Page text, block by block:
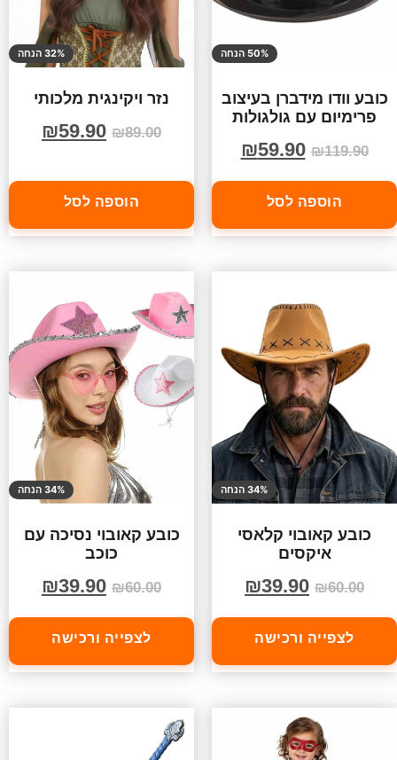
50% הנחה
כובע וודו מידברן בעיצוב
פרימיום עם גולגולות
₪119.90
₪59.90
הוספה לסל
32% הנחה
נזר ויקינגית מלכותי
₪89.00
₪59.90
הוספה לסל
34% הנחה
כובע קאובוי קלאסי
איקסים
₪60.00
₪39.90
לצפייה ורכישה
34% הנחה
כובע קאובוי נסיכה עם
כוכב
₪60.00
₪39.90
לצפייה ורכישה